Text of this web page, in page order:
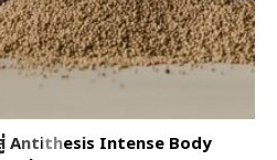
Antithesis Intense Body